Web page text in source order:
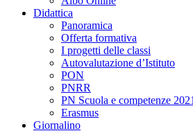
Didattica
Panoramica
Offerta formativa
I progetti delle classi
Autovalutazione d’Istituto
PON
PNRR
PN Scuola e competenze
Erasmus
Giornalino